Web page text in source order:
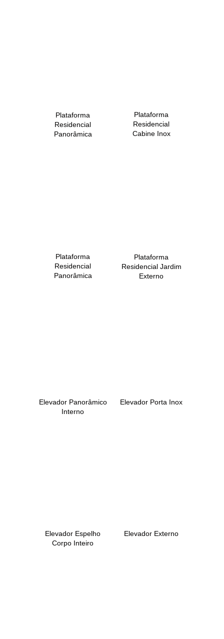
Plataforma
Residencial
Panorâmica
Plataforma
Residencial
Cabine Inox
Plataforma
Residencial
Panorâmica
Plataforma
Residencial Jardim
Externo
Elevador Panorâmico
Interno
Elevador Porta Inox
Elevador Espelho
Corpo Inteiro
Elevador Externo